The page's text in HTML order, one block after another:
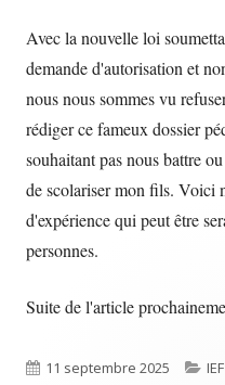
Avec la nouvelle loi
demande d'autorisation et
nous nous sommes vu
rédiger ce fameux dossier
souhaitant pas nous battre
de scolariser mon fils. Voici
d'expérience qui peut être
personnes.
Suite de l'article
Published
11 septembre 2025 IEF